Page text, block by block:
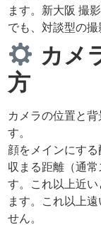
ます。新大阪 撮
でも、対談型の撮
カメ
方
カメラの位置と
す。
顔をメインにす
収まる距離（通
す。これ以上近
ます。これ以上
せん。